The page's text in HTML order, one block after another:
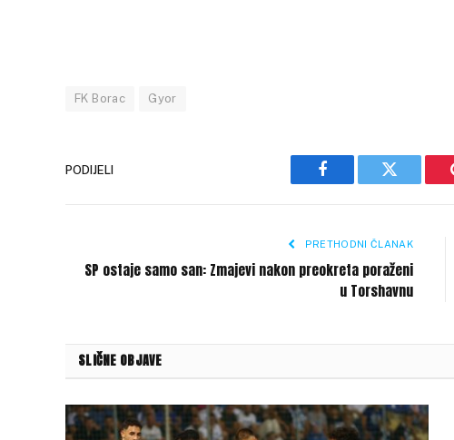
FK Borac Gyor
PODIJELI
Facebook Twitter
PRETHODNI ČLANAK
SP ostaje samo san: Zmajevi nakon preokreta poraženi
u Torshavnu
SLIČNE OBJAVE